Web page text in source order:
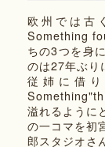
欧州では古
Something
ちの3つを身
のは27年ぶり
従姉に借
溢れるように
の一コマを初
郎スタジオさ